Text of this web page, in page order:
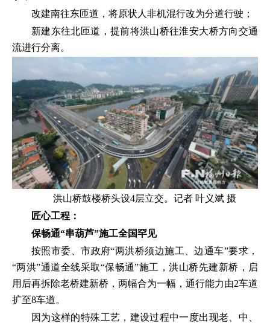
改建南往东匝道，将原状人非机混行改为分道行驶；
新建东往北匝道，提前将洪山桥往淮安大桥方向交通
流进行分离。
洪山桥鼓楼桥头设4层立交。记者 叶义斌 摄
匠心工程：
保畅通“串葫芦”施工全国罕见
按照市委、市政府“两洪桥须边施工、边通车”要求，
“两洪”通道全线采取“保畅通”施工，洪山桥先建新桥，启
用后再拆除老桥建新桥，两幅合为一幅，通行能力由2车道
扩至8车道。
因为这样的特殊工艺，建设过程中一度出现老、中、